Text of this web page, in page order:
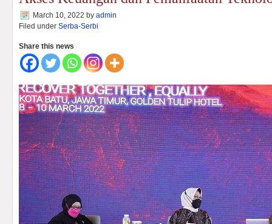
March 10, 2022 by admin
Filed under Serba-Serbi
Share this news